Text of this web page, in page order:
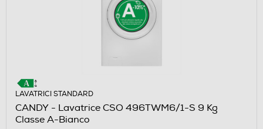
LAVATRICI STANDARD
CANDY - Lavatrice CSO 496TWM6/1-S 9 Kg
Classe A-Bianco